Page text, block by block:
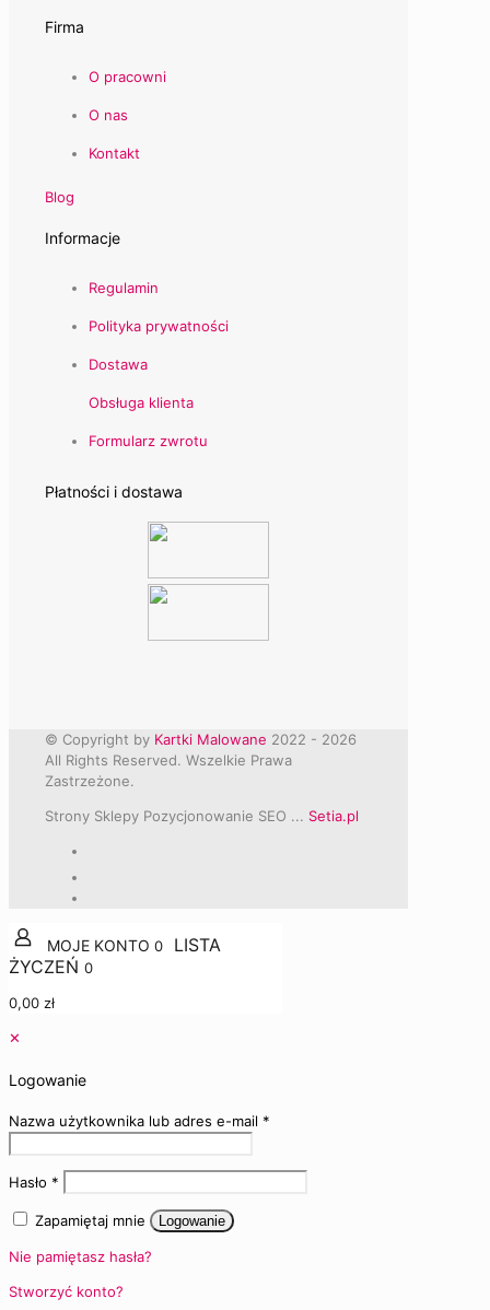
Firma
O pracowni
O nas
Kontakt
Blog
Informacje
Regulamin
Polityka prywatności
Dostawa
Obsługa klienta
Formularz zwrotu
Płatności i dostawa
© Copyright by Kartki Malowane 2022 - 2026
All Rights Reserved. Wszelkie Prawa
Zastrzeżone.
Strony Sklepy Pozycjonowanie SEO ... Setia.pl
0
0
0,00 zł
✕
Logowanie
Nazwa użytkownika lub adres e-mail *
Hasło *
Zapamiętaj mnie Logowanie
Nie pamiętasz hasła?
Stworzyć konto?